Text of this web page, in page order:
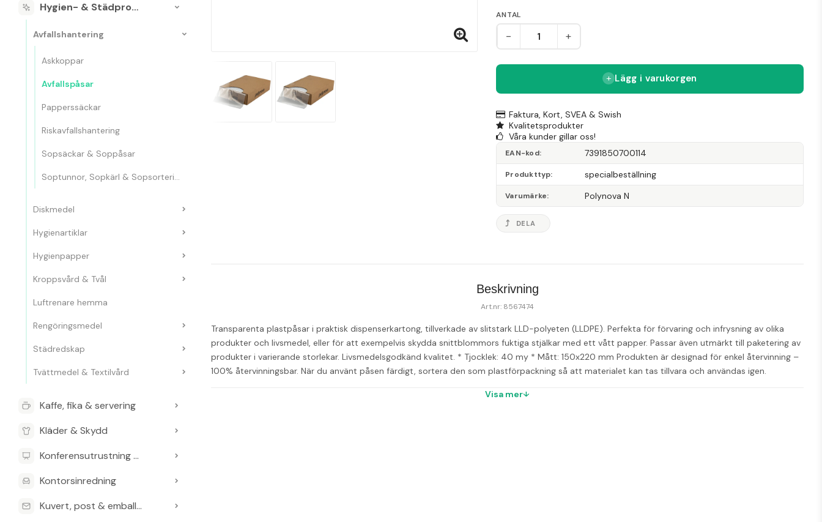
Hygien- & Städprodukter
Avfallshantering
Askkoppar
Avfallspåsar
Papperssäckar
Riskavfallshantering
Sopsäckar & Soppåsar
Soptunnor, Sopkärl & Sopsorteringskärl
Diskmedel
Hygienartiklar
Hygienpapper
Kroppsvård & Tvål
Luftrenare hemma
Rengöringsmedel
Städredskap
Tvättmedel & Textilvård
Kaffe, fika & servering
Kläder & Skydd
Konferensutrustning & Presentationsutrustning
Kontorsinredning
Kuvert, post & emballage
ANTAL
- +
Lägg i varukorgen
Faktura, Kort, SVEA & Swish
Kvalitetsprodukter
Våra kunder gillar oss!
EAN-kod 7391850700114
Produkttyp specialbeställning
Varumärke Polynova N
DELA
Beskrivning
Art.nr: 8567474
Transparenta plastpåsar i praktisk dispenserkartong, tillverkade av slitstark LLD-polyeten (LLDPE). Perfekta för förvaring och infrysning av olika
produkter och livsmedel, eller för att exempelvis skydda snittblommors fuktiga stjälkar med ett vått papper. Passar även utmärkt till paketering av
produkter i varierande storlekar. Livsmedelsgodkänd kvalitet. * Tjocklek: 40 my * Mått: 150x220 mm Produkten är designad för enkel återvinning –
100% återvinningsbar. När du använt påsen färdigt, sortera den som plastförpackning så att materialet kan tas tillvara och användas igen.
Visa mer